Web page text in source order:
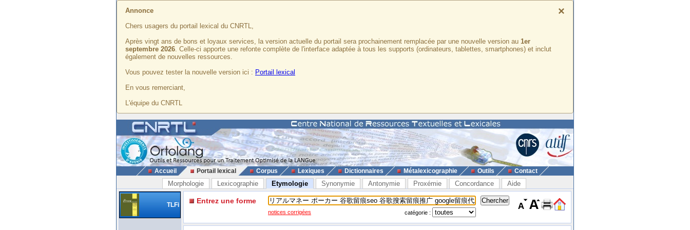
×
Annonce
Chers usagers du portail lexical du CNRTL,
Après vingt ans de bons et loyaux services, la version actuelle du portail sera prochainement remplacée par une nouvelle version au 1er
septembre 2026. Celle-ci apporte une refonte complète de l'interface adaptée à tous les supports (ordinateurs, tablettes, smartphones) et inclut
également de nouvelles ressources.
Vous pouvez tester la nouvelle version ici : Portail lexical
En vous remerciant,
L'équipe du CNRTL
Accueil Portail lexical Corpus Lexiques Dictionnaires Métalexicographie Outils Contact
Morphologie Lexicographie Etymologie Synonymie Antonymie Proxémie Concordance Aide
TLFi Entrez une forme
notices corrigées catégorie :